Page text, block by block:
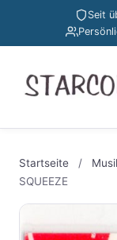
Seit
Startseite /
SQUEEZE